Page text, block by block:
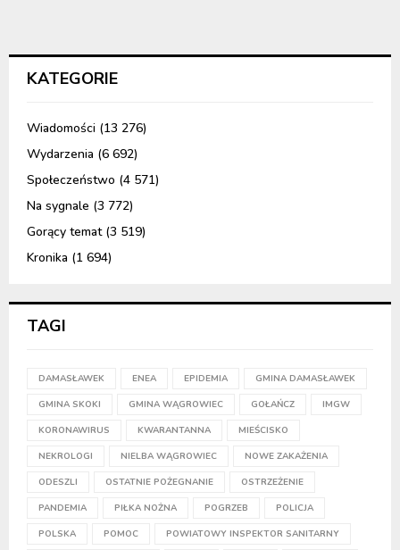
KATEGORIE
Wiadomości (13 276)
Wydarzenia (6 692)
Społeczeństwo (4 571)
Na sygnale (3 772)
Gorący temat(3 519)
Kronika (1 694)
TAGI
DAMASŁAWEK ENEA EPIDEMIA GMINA DAMASŁAWEK
GMINA SKOKI GMINA WĄGROWIEC GOŁAŃCZ IMGW
KORONAWIRUS KWARANTANNA MIEŚCISKO
NEKROLOGI NIELBA WĄGROWIEC NOWE ZAKAŻENIA
ODESZLI OSTATNIE POŻEGNANIE OSTRZEŻENIE
PANDEMIA PIŁKA NOŻNA POGRZEB POLICJA
POLSKA POMOC POWIATOWY INSPEKTOR SANITARNY